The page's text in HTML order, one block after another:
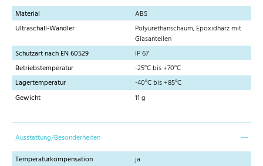
Material
ABS
Ultraschall-Wandler
Polyurethanschaum, Epoxidharz mit
Glasanteilen
Schutzart nach EN 60529
IP 67
Betriebstemperatur
-25°C bis +70°C
Lagertemperatur
-40°C bis +85°C
Gewicht
11 g
Ausstattung/Besonderheiten
Temperaturkompensation
ja